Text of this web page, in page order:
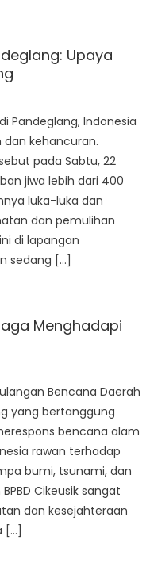
Upaya
Pandeglang, Indonesia
kehancuran.
pada Sabtu, 22
jiwa lebih dari 400
luka-luka dan
dan pemulihan
di lapangan
sedang […]
Menghadapi
Bencana Daerah
yang bertanggung
bencana alam
rawan terhadap
bumi, tsunami, dan
Cikeusik sangat
dan kesejahteraan
[…]